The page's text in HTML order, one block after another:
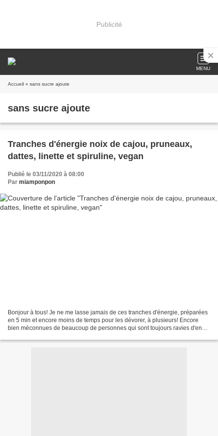
Publicité
MENU
Accueil » sans sucre ajoute
sans sucre ajoute
Tranches d'énergie noix de cajou, pruneaux,
dattes, linette et spiruline, vegan
Publié le 03/11/2020 à 08:00
Par miamponpon
Bonjour à tous! Je ne me lasse jamais de ces tranches d'énergie, préparées
en 5 min et encore moins de temps pour les dévorer, à plusieurs! Encore
bien méconnues de beaucoup de personnes qui sont toujours ravies d'en